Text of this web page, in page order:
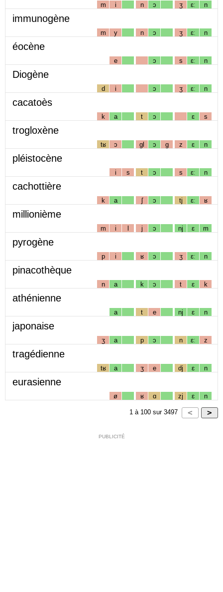
m i n ɔ ʒ ɛː n
immunogène
m y n ɔ ʒ ɛː n
éocène
e ɔ s ɛː n
Diogène
d i ɔ ʒ ɛː n
cacatoès
k a t ɔ ɛ s
trogloxène
tʁ ɔ gl ɔ g z ɛ n
pléistocène
i s t ɔ s ɛː n
cachottière
k a ʃ ɔ tj ɛː ʁ
millionième
m i l j ɔ nj ɛ m
pyrogène
p i ʁ ɔ ʒ ɛː n
pinacothèque
n a k ɔ t ɛ k
athénienne
a t e nj ɛ n
japonaise
ʒ a p ɔ n ɛː z
tragédienne
tʁ a ʒ e dj ɛ n
eurasienne
ø ʁ ɑ zj ɛ n
1 à 100 sur 3497
PUBLICITÉ